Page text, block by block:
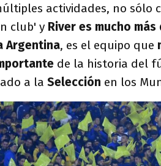
actividades, no sólo
club' y River es mucho
Argentina, es el equipo que
de la historia del
a la Selección en los